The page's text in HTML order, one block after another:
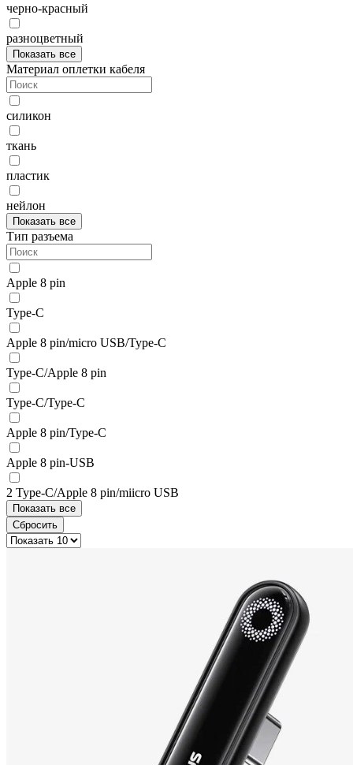
черно-красный
разноцветный
Показать все
Материал оплетки кабеля
силикон
ткань
пластик
нейлон
Показать все
Тип разъема
Apple 8 pin
Type-C
Apple 8 pin/micro USB/Type-C
Type-C/Apple 8 pin
Type-C/Type-C
Apple 8 pin/Type-C
Apple 8 pin-USB
2 Type-C/Apple 8 pin/miicro USB
Показать все
Сбросить